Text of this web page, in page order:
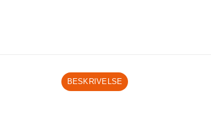
BESKRIVELSE